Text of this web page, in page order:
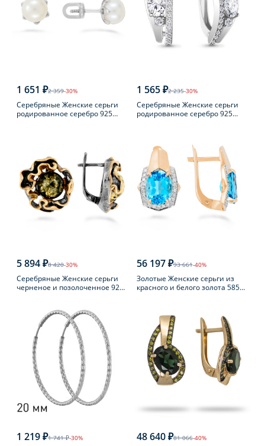
1 651 ₽2 359-30%
Серебряные Женские серьги
родированное серебро 925
1 565 ₽2 235-30%
Серебряные Женские серьги
родированное серебро 925
5 894 ₽8 420-30%
Серебряные Женские серьги
черненое и позолоченное 925
56 197 ₽93 661-40%
Золотые Женские серьги из
красного и белого золота 585
1 219 ₽1 741 ₽-30% 48 640 ₽81 066-40%